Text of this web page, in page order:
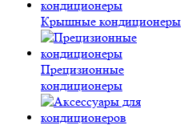
Крышные кондиционеры
Прецизионные
кондиционеры